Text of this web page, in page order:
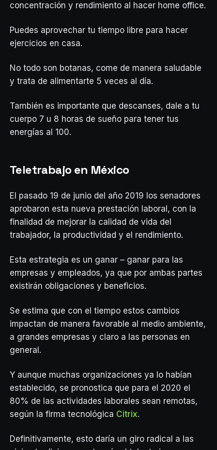
concentración y rendimiento al hacer home office.
Puedes aprovechar tu tiempo libre para hacer
ejercicios en casa.
No todo son botanas, come de manera saludable
y trata de alimentarte 5 veces al día.
También es importante que descanses, dale a tu
cuerpo 7 u 8 horas de sueño para tener tus
energías al 100.
Teletrabajo en México
El pasado 19 de junio del año 2019 los senadores
aprobaron esta nueva prestación laboral, con la
finalidad de mejorar la calidad de vida del
trabajador, la productividad y el rendimiento.
Esta estrategia es un ganar – ganar para las
empresas y empleados, ya que por ambas partes
existirán obligaciones y beneficios.
Se estima que con el tiempo estos cambios
impactan de manera favorable al medio ambiente,
a grandes empresas y claro a las personas en
general.
Y aunque muchas organizaciones ya lo habían
establecido, se pronostica que para el 2020 el
80% de las actividades laborales sean remotas,
según la firma tecnológica Citrix.
Definitivamente, esto daría un giro radical a las